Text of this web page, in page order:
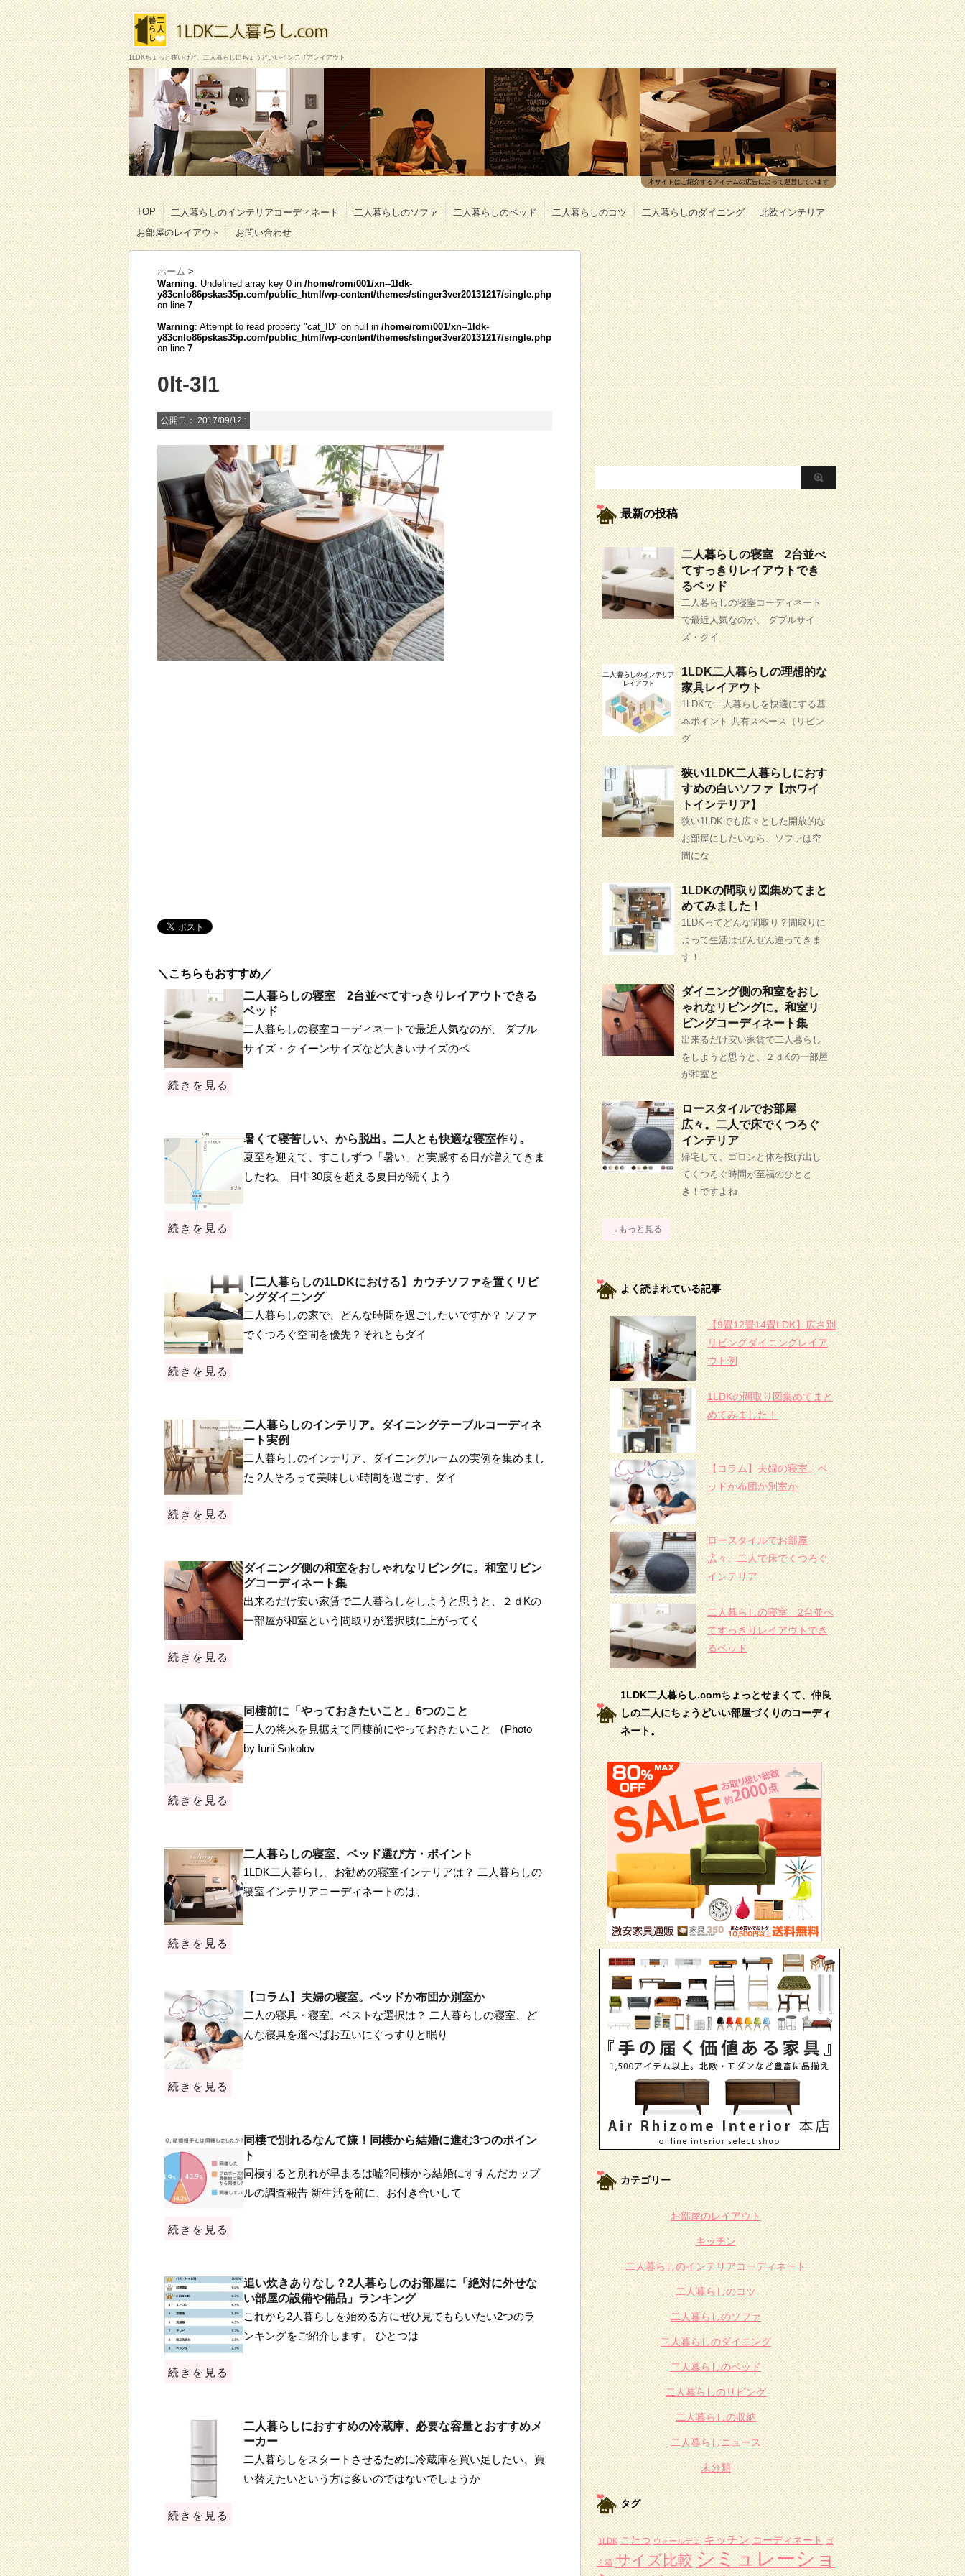
1LDKちょっと狭いけど、二人暮らしにちょうどいいインテリアレイアウト
本サイトはご紹介するアイテムの広告によって運営しています
TOP 二人暮らしのインテリアコーディネート 二人暮らしのソファ 二人暮らしのベッド 二人暮らしのコツ 二人暮らしのダイニング
北欧インテリア
お部屋のレイアウト
お問い合わせ
ホーム >
Warning: Undefined array key 0 in /home/romi001/xn--1ldk-
y83cnlo86pskas35p.com/public_html/wp-content/themes/stinger3ver20131217/single.php
on line 7
Warning: Attempt to read property "cat_ID" on null in /home/romi001/xn--1ldk-
y83cnlo86pskas35p.com/public_html/wp-content/themes/stinger3ver20131217/single.php
on line 7
0lt-3l1
公開日： 2017/09/12 :
＼こちらもおすすめ／
二人暮らしの寝室 2台並べてすっきりレイアウトできる
ベッド
二人暮らしの寝室コーディネートで最近人気なのが、 ダブル
サイズ・クイーンサイズなど大きいサイズのベ
続きを見る
暑くて寝苦しい、から脱出。二人とも快適な寝室作り。
夏至を迎えて、すこしずつ「暑い」と実感する日が増えてきま
したね。 日中30度を超える夏日が続くよう
続きを見る
【二人暮らしの1LDKにおける】カウチソファを置くリビ
ングダイニング
二人暮らしの家で、どんな時間を過ごしたいですか？ ソファ
でくつろぐ空間を優先？それともダイ
続きを見る
二人暮らしのインテリア。ダイニングテーブルコーディネ
ート実例
二人暮らしのインテリア、ダイニングルームの実例を集めまし
た 2人そろって美味しい時間を過ごす、ダイ
続きを見る
ダイニング側の和室をおしゃれなリビングに。和室リビン
グコーディネート集
出来るだけ安い家賃で二人暮らしをしようと思うと、２ｄKの
一部屋が和室という間取りが選択肢に上がってく
続きを見る
同棲前に「やっておきたいこと」6つのこと
二人の将来を見据えて同棲前にやっておきたいこと （Photo
by Iurii Sokolov
続きを見る
二人暮らしの寝室、ベッド選び方・ポイント
1LDK二人暮らし。お勧めの寝室インテリアは？ 二人暮らしの
寝室インテリアコーディネートのは、
続きを見る
【コラム】夫婦の寝室。ベッドか布団か別室か
二人の寝具・寝室。ベストな選択は？ 二人暮らしの寝室、ど
んな寝具を選べばお互いにぐっすりと眠り
続きを見る
同棲で別れるなんて嫌！同棲から結婚に進む3つのポイン
ト
同棲すると別れが早まるは嘘?同棲から結婚にすすんだカップ
ルの調査報告 新生活を前に、お付き合いして
続きを見る
追い炊きありなし？2人暮らしのお部屋に「絶対に外せな
い部屋の設備や備品」ランキング
これから2人暮らしを始める方にぜひ見てもらいたい2つのラ
ンキングをご紹介します。 ひとつは
続きを見る
二人暮らしにおすすめの冷蔵庫、必要な容量とおすすめメ
ーカー
二人暮らしをスタートさせるために冷蔵庫を買い足したい、買
い替えたいという方は多いのではないでしょうか
続きを見る
最新の投稿
二人暮らしの寝室 2台並べ
てすっきりレイアウトでき
るベッド
二人暮らしの寝室コーディネート
で最近人気なのが、 ダブルサイ
ズ・クイ
1LDK二人暮らしの理想的な
家具レイアウト
1LDKで二人暮らしを快適にする基
本ポイント 共有スペース（リビン
グ
狭い1LDK二人暮らしにおす
すめの白いソファ【ホワイ
トインテリア】
狭い1LDKでも広々とした開放的な
お部屋にしたいなら、ソファは空
間にな
1LDKの間取り図集めてまと
めてみました！
1LDKってどんな間取り？間取りに
よって生活はぜんぜん違ってきま
す！
ダイニング側の和室をおし
ゃれなリビングに。和室リ
ビングコーディネート集
出来るだけ安い家賃で二人暮らし
をしようと思うと、２ｄKの一部屋
が和室と
ロースタイルでお部屋
広々。二人で床でくつろぐ
インテリア
帰宅して、ゴロンと体を投げ出し
てくつろぐ時間が至福のひとと
き！ですよね
→もっと見る
よく読まれている記事
【9畳12畳14畳LDK】広さ別
リビングダイニングレイア
ウト例
1LDKの間取り図集めてまと
めてみました！
【コラム】夫婦の寝室。ベ
ッドか布団か別室か
ロースタイルでお部屋
広々。二人で床でくつろぐ
インテリア
二人暮らしの寝室 2台並べ
てすっきりレイアウトでき
るベッド
1LDK二人暮らし.comちょっとせまくて、仲良
しの二人にちょうどいい部屋づくりのコーディ
ネート。
カテゴリー
お部屋のレイアウト
キッチン
二人暮らしのインテリアコーディネート
二人暮らしのコツ
二人暮らしのソファ
二人暮らしのダイニング
二人暮らしのベッド
二人暮らしのリビング
二人暮らしの収納
二人暮らしニュース
未分類
タグ
1LDK こたつ ウォールデコ キッチン コーディネート ゴ
ミ箱 サイズ比較シミュレーショ